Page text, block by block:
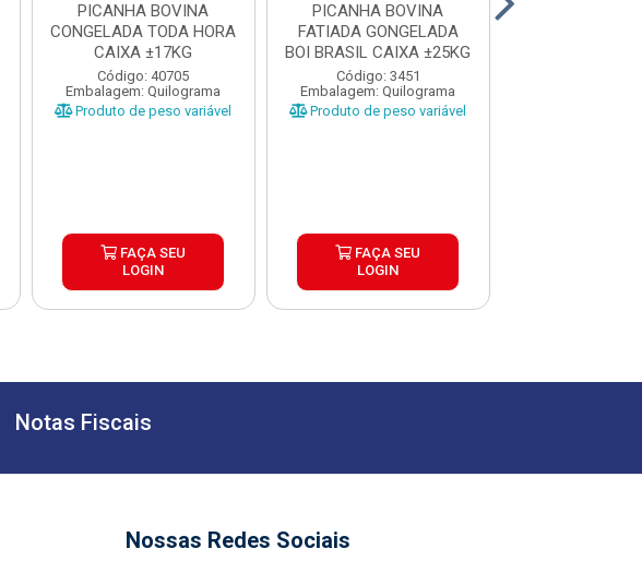
PICANHA BOVINA
CONGELADA TODA HORA
CAIXA ±17KG
Código: 40705
Embalagem: Quilograma
Produto de peso variável
FAÇA SEU
LOGIN
PICANHA BOVINA
FATIADA GONGELADA
BOI BRASIL CAIXA ±25KG
Código: 3451
Embalagem: Quilograma
Produto de peso variável
FAÇA SEU
LOGIN
Notas Fiscais
Nossas Redes Sociais